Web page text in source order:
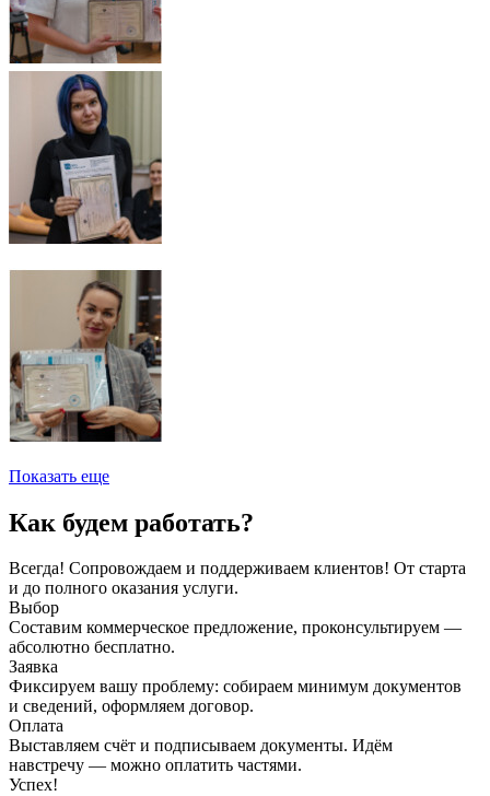
Показать еще
Как будем работать?
Всегда! Сопровождаем и поддерживаем клиентов! От старта
и до полного оказания услуги.
Выбор
Составим коммерческое предложение, проконсультируем —
абсолютно бесплатно.
Заявка
Фиксируем вашу проблему: собираем минимум документов
и сведений, оформляем договор.
Оплата
Выставляем счёт и подписываем документы. Идём
навстречу — можно оплатить частями.
Успех!